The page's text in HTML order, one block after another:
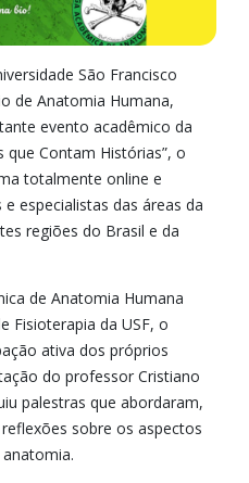
São Francisco
de Anatomia Humana,
evento acadêmico da
que Contam Histórias”, o
totalmente online e
especialistas das áreas da
regiões do Brasil e da
de Anatomia Humana
Fisioterapia da USF, o
ativa dos próprios
do professor Cristiano
palestras que abordaram,
sobre os aspectos